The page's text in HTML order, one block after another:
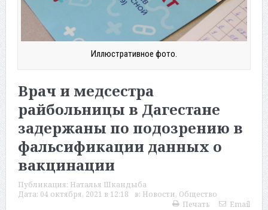
Иллюстративное фото.
Врач и медсестра
райбольницы в Дагестане
задержаны по подозрению в
фальсификации данных о
вакцинации
Публикация: Наталья Шкандыба
Дата: 04 октября, 2021 в 12:18 в: Новости, Общество
Печать
Email